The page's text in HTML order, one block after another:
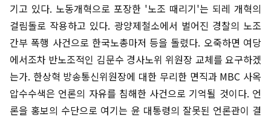
기고 있다. 노동개혁으로 포장한 '노조 때리기'는 되레 개혁의
걸림돌로 작용하고 있다. 광양제철소에서 벌어진 경찰의 노조
간부 폭행 사건으로 한국노총마저 등을 돌렸다. 오죽하면 여당
에서조차 반노조적인 김문수 경사노위 위원장 교체를 요구하겠
는가. 한상혁 방송통신위원장에 대한 무리한 면직과 MBC 사옥
압수수색은 언론의 자유를 침해한 사건으로 기억될 것이다. 언
론을 홍보의 수단으로 여기는 윤 대통령의 잘못된 언론관이 결